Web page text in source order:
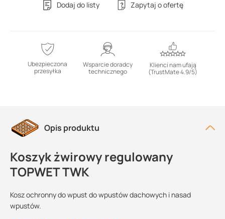
Dodaj do listy Zapytaj o ofertę
Ubezpieczona
przesyłka
Wsparcie doradcy
technicznego
Klienci nam ufają
(TrustMate 4.9/5)
Opis produktu
Koszyk żwirowy regulowany
TOPWET TWK
Kosz ochronny do wpust do wpustów dachowych i nasad
wpustów.